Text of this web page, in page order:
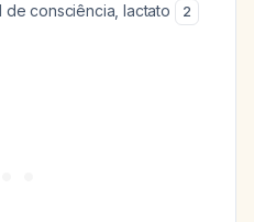
consciência, lactato
2